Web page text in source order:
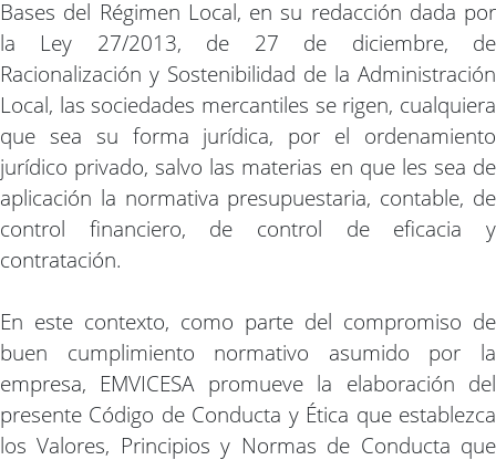
Bases del Régimen Local, en su redacción dada por
la Ley 27/2013, de 27 de diciembre, de
Racionalización y Sostenibilidad de la Administración
Local, las sociedades mercantiles se rigen, cualquiera
que sea su forma jurídica, por el ordenamiento
jurídico privado, salvo las materias en que les sea de
aplicación la normativa presupuestaria, contable, de
control financiero, de control de eficacia y
contratación.
En este contexto, como parte del compromiso de
buen cumplimiento normativo asumido por la
empresa, EMVICESA promueve la elaboración del
presente Código de Conducta y Ética que establezca
los Valores, Principios y Normas de Conducta que